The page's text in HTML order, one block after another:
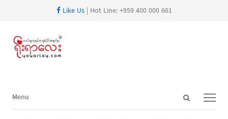
Like Us| Hot Line: +959 400 000 661
Open
Menu
Menu